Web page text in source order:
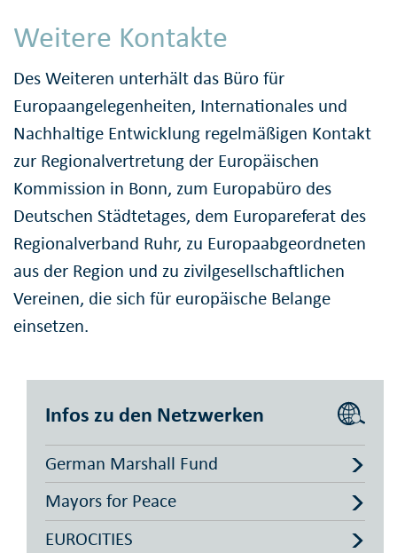
Weitere Kontakte
Des Weiteren unterhält das Büro für
Europaangelegenheiten, Internationales und
Nachhaltige Entwicklung regelmäßigen Kontakt
zur Regionalvertretung der Europäischen
Kommission in Bonn, zum Europabüro des
Deutschen Städtetages, dem Europareferat des
Regionalverband Ruhr, zu Europaabgeordneten
aus der Region und zu zivilgesellschaftlichen
Vereinen, die sich für europäische Belange
einsetzen.
Infos zu den Netzwerken
German Marshall Fund
Mayors for Peace
EUROCITIES